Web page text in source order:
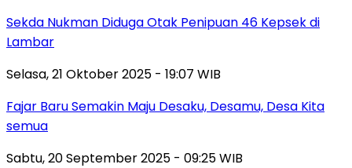
Sekda Nukman Diduga Otak Penipuan 46 Kepsek di
Lambar
Selasa, 21 Oktober 2025 - 19:07 WIB
Fajar Baru Semakin Maju Desaku, Desamu, Desa Kita
semua
Sabtu, 20 September 2025 - 09:25 WIB